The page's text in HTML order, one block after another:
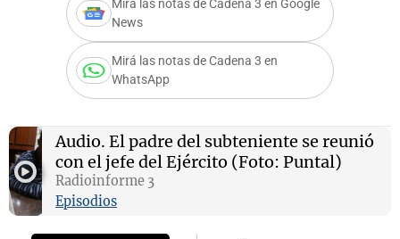
Mirá las notas de Cadena 3 en Google
News
Mirá las notas de Cadena 3 en
WhatsApp
Audio. El padre del subteniente se reunió
con el jefe del Ejército (Foto: Puntal)
Radioinforme 3
Episodios